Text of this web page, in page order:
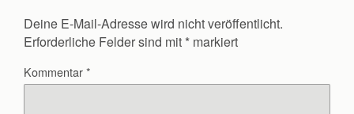
Deine E-Mail-Adresse wird nicht veröffentlicht.
Erforderliche Felder sind mit * markiert
Kommentar*